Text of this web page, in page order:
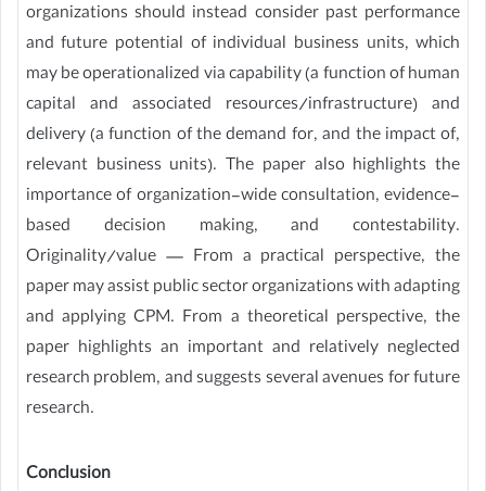
organizations should instead consider past performance
and future potential of individual business units, which
may be operationalized via capability (a function of human
capital and associated resources/infrastructure) and
delivery (a function of the demand for, and the impact of,
relevant business units). The paper also highlights the
importance of organization-wide consultation, evidence-
based decision making, and contestability.
Originality/value — From a practical perspective, the
paper may assist public sector organizations with adapting
and applying CPM. From a theoretical perspective, the
paper highlights an important and relatively neglected
research problem, and suggests several avenues for future
research.
Conclusion